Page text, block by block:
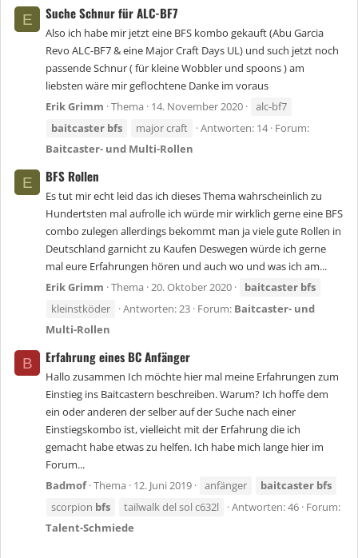
E Suche Schnur für ALC-BF7
Also ich habe mir jetzt eine BFS kombo gekauft (Abu Garcia
Revo ALC-BF7 & eine Major Craft Days UL) und such jetzt noch
passende Schnur ( für kleine Wobbler und spoons ) am
liebsten wäre mir geflochtene Danke im voraus
Erik Grimm Thema 14. November 2020
alc-bf7
baitcaster bfs major craft Antworten: 14 Forum:
Baitcaster- und Multi-Rollen
E BFS Rollen
Es tut mir echt leid das ich dieses Thema wahrscheinlich zu
Hundertsten mal aufrolle ich würde mir wirklich gerne eine BFS
combo zulegen allerdings bekommt man ja viele gute Rollen in
Deutschland garnicht zu Kaufen Deswegen würde ich gerne
mal eure Erfahrungen hören und auch wo und was ich am...
Erik Grimm Thema 20. Oktober 2020 baitcaster bfs
kleinstköder
Antworten: 23 Forum: Baitcaster- und
Multi-Rollen
B Erfahrung eines BC Anfänger
Hallo zusammen Ich möchte hier mal meine Erfahrungen zum
Einstieg ins Baitcastern beschreiben. Warum? Ich hoffe dem
ein oder anderen der selber auf der Suche nach einer
Einstiegskombo ist, vielleicht mit der Erfahrung die ich
gemacht habe etwas zu helfen. Ich habe mich lange hier im
Forum...
Badmof Thema 12. Juni 2019 anfänger baitcaster bfs
scorpion bfs tailwalk del sol c632l Antworten: 46 Forum:
Talent-Schmiede